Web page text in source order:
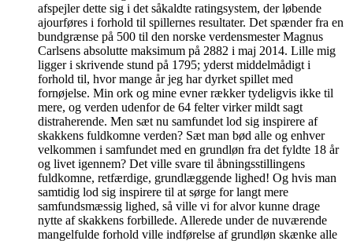
afspejler dette sig i det såkaldte ratingsystem, der løbende
ajourføres i forhold til spillernes resultater. Det spænder fra en
bundgrænse på 500 til den norske verdensmester Magnus
Carlsens absolutte maksimum på 2882 i maj 2014. Lille mig
ligger i skrivende stund på 1795; yderst middelmådigt i
forhold til, hvor mange år jeg har dyrket spillet med
fornøjelse. Min ork og mine evner rækker tydeligvis ikke til
mere, og verden udenfor de 64 felter virker mildt sagt
distraherende. Men sæt nu samfundet lod sig inspirere af
skakkens fuldkomne verden? Sæt man bød alle og enhver
velkommen i samfundet med en grundløn fra det fyldte 18 år
og livet igennem? Det ville svare til åbningsstillingens
fuldkomne, retfærdige, grundlæggende lighed! Og hvis man
samtidig lod sig inspirere til at sørge for langt mere
samfundsmæssig lighed, så ville vi for alvor kunne drage
nytte af skakkens forbillede. Allerede under de nuværende
mangelfulde forhold ville indførelse af grundløn skænke alle